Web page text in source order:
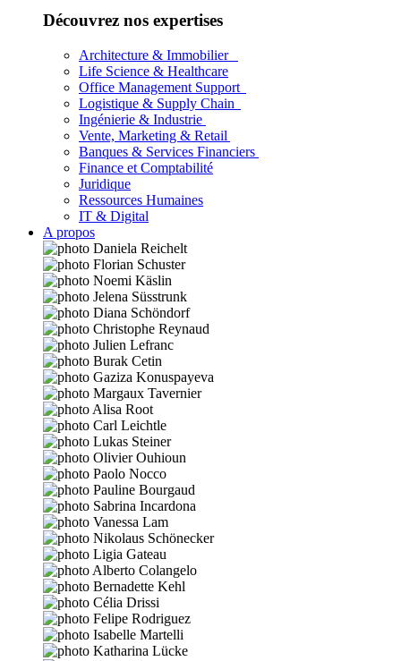
Découvrez nos expertises
Architecture & Immobilier
Life Science & Healthcare
Office Management Support
Logistique & Supply Chain
Ingénierie & Industrie
Vente, Marketing & Retail
Banques & Services Financiers
Finance et Comptabilité
Juridique
Ressources Humaines
IT & Digital
A propos